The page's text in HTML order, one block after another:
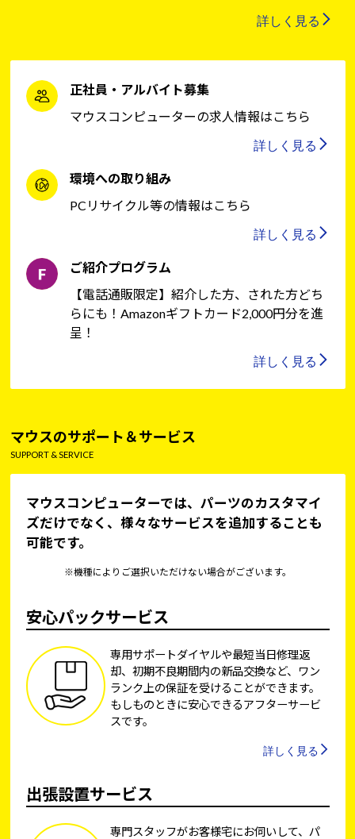
詳しく見る
正社員・アルバイト募集
マウスコンピューターの求人情報はこちら
詳しく見る
環境への取り組み
PCリサイクル等の情報はこちら
詳しく見る
ご紹介プログラム
【電話通販限定】紹介した方、された方どち
らにも！Amazonギフトカード2,000円分を進
呈！
詳しく見る
マウスのサポート＆サービス
SUPPORT & SERVICE
マウスコンピューターでは、パーツのカスタマイ
ズだけでなく、様々なサービスを追加することも
可能です。
※機種によりご選択いただけない場合がございます。
安心パックサービス
専用サポートダイヤルや最短当日修理返
却、初期不良期間内の新品交換など、ワン
ランク上の保証を受けることができます。
もしものときに安心できるアフターサービ
スです。
詳しく見る
出張設置サービス
専門スタッフがお客様宅にお伺いして、パ